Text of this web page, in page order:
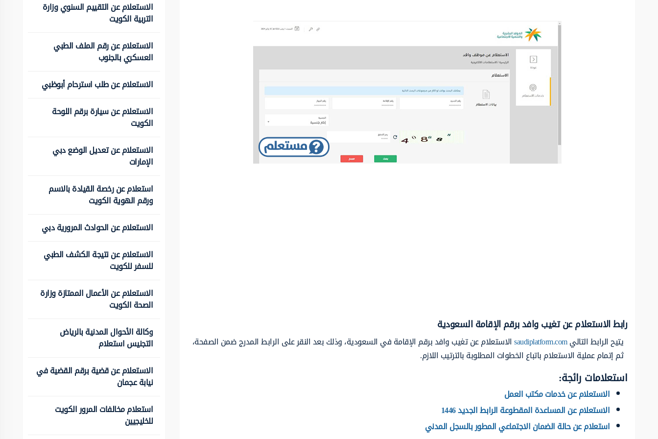
رابط الاستعلام عن تغيب وافد برقم الإقامة السعودية
يتيح الرابط التاليsaudiplatform.comالاستعلام عن تغيب وافد برقم الإقامة في السعودية، وذلك بعد النقر على الرابط المدرج ضمن الصفحة،
ثم إتمام عملية الاستعلام باتباع الخطوات المطلوبة بالترتيب اللازم.
استعلامات رائجة:
الاستعلام عن خدمات مكتب العمل
الاستعلام عن المساعدة المقطوعة الرابط الجديد 1446
استعلام عن حالة الضمان الاجتماعي المطور بالسجل المدني
الاستعلام عن التقييم السنوي وزارة
التربية الكويت
الاستعلام عن رقم الملف الطبي
العسكري بالجنوب
الاستعلام عن طلب استرحام أبوظبي
الاستعلام عن سيارة برقم اللوحة
الكويت
الاستعلام عن تعديل الوضع دبي
الإمارات
استعلام عن رخصة القيادة بالاسم
ورقم الهوية الكويت
الاستعلام عن الحوادث المرورية دبي
الاستعلام عن نتيجة الكشف الطبي
للسفر للكويت
الاستعلام عن الأعمال الممتازة وزارة
الصحة الكويت
وكالة الأحوال المدنية بالرياض
التجنيس استعلام
الاستعلام عن قضية برقم القضية في
نيابة عجمان
استعلام مخالفات المرور الكويت
للخليجيين